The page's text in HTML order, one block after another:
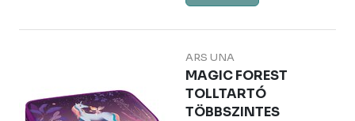
ARS UNA
MAGIC FOREST
TOLLTARTÓ
TÖBBSZINTES